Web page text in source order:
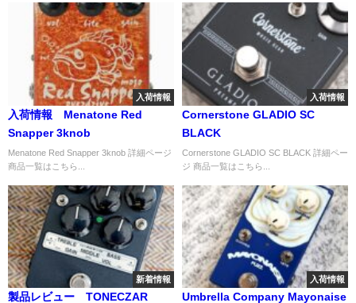
入荷情報
入荷情報 Menatone Red
Snapper 3knob
Menatone Red Snapper 3knob 詳細ページ
商品一覧はこちら...
入荷情報
Cornerstone GLADIO SC
BLACK
Cornerstone GLADIO SC BLACK 詳細ペー
ジ 商品一覧はこちら...
新着情報
製品レビュー TONECZAR
入荷情報
Umbrella Company Mayonaise